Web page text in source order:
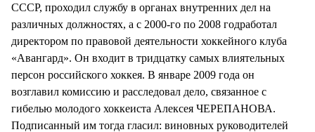
СССР, проходил службу в органах внутренних дел на
различных должностях, а с 2000-го по 2008 годработал
директором по правовой деятельности хоккейного клуба
«Авангард». Он входит в тридцатку самых влиятельных
персон российского хоккея. В январе 2009 года он
возглавил комиссию и расследовал дело, связанное с
гибелью молодого хоккеиста Алексея ЧЕРЕПАНОВА.
Подписанный им тогда гласил: виновных руководителей